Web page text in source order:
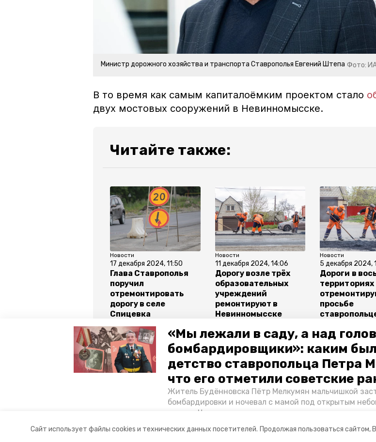
Сайт использует файлы cookies и технических данных посетителей. Продолжая пользоваться сайтом,
«Мы лежали в саду, а над
бомбардировщики»: каким
детство ставропольца Петра
что его отметили советские
Житель Будённовска Пётр Мелкумян мальчишкой
бомбардировки и ночевал с мамой под открытым
их дом. Чем запомнились эти дни, как выживали
Отечественной».
Министр дорожного хозяйства и транспорта Ставрополья Евгений Штепа Фото:
В то время как самым капиталоёмким проектом стало
двух мостовых сооружений в Невинномысске.
Читайте также:
Новости
17 декабря 2024, 11:50
Глава Ставрополья
поручил
отремонтировать
дорогу в селе
Спицевка
Новости
11 декабря 2024, 14:06
Дорогу возле трёх
образовательных
учреждений
ремонтируют в
Невинномысске
Новости
5 декабря 2024,
Дороги в
территориях
просьбе
Все новости
ставропольский край владимир владимиров ремонт дорог